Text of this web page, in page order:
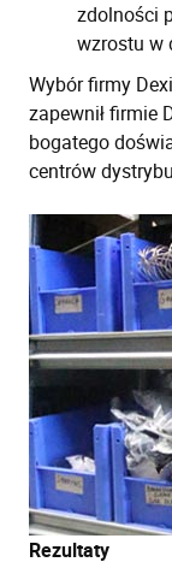
zdolności
wzrostu w
Wybór firmy
zapewnił firmie
bogatego
centrów
Rezultaty